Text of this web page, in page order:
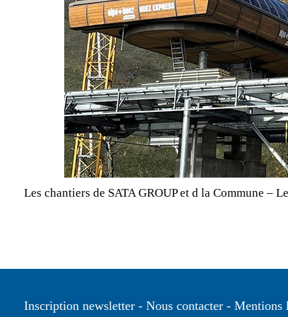
Les chantiers de SATA GROUP et d la Commune –
Inscription newsletter Nous contacter Mentions